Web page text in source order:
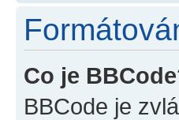
Co je
BBCode je